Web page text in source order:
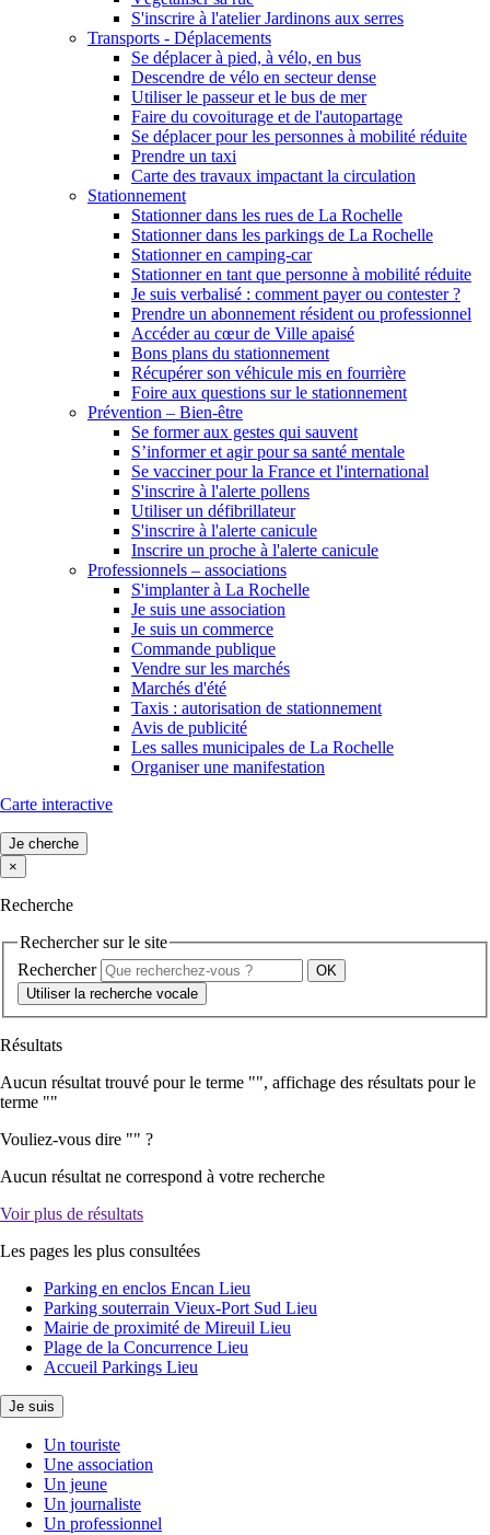
S'inscrire à l'atelier Jardinons aux serres
Transports - Déplacements
Se déplacer à pied, à vélo, en bus
Descendre de vélo en secteur dense
Utiliser le passeur et le bus de mer
Faire du covoiturage et de l'autopartage
Se déplacer pour les personnes à mobilité réduite
Prendre un taxi
Carte des travaux impactant la circulation
Stationnement
Stationner dans les rues de La Rochelle
Stationner dans les parkings de La Rochelle
Stationner en camping-car
Stationner en tant que personne à mobilité réduite
Je suis verbalisé : comment payer ou contester ?
Prendre un abonnement résident ou professionnel
Accéder au cœur de Ville apaisé
Bons plans du stationnement
Récupérer son véhicule mis en fourrière
Foire aux questions sur le stationnement
Prévention – Bien-être
Se former aux gestes qui sauvent
S’informer et agir pour sa santé mentale
Se vacciner pour la France et l'international
S'inscrire à l'alerte pollens
Utiliser un défibrillateur
S'inscrire à l'alerte canicule
Inscrire un proche à l'alerte canicule
Professionnels – associations
S'implanter à La Rochelle
Je suis une association
Je suis un commerce
Commande publique
Vendre sur les marchés
Marchés d'été
Taxis : autorisation de stationnement
Avis de publicité
Les salles municipales de La Rochelle
Organiser une manifestation
Carte interactive
Je cherche
×
Recherche
Rechercher sur le site
Rechercher
Utiliser la recherche vocale
Résultats
Aucun résultat trouvé pour le terme "", affichage des résultats pour le
terme ""
Vouliez-vous dire "" ?
Aucun résultat ne correspond à votre recherche
Voir plus de résultats
Les pages les plus consultées
Parking en enclos Encan Lieu
Parking souterrain Vieux-Port Sud Lieu
Mairie de proximité de Mireuil Lieu
Plage de la Concurrence Lieu
Accueil Parkings Lieu
Je suis
Un touriste
Une association
Un jeune
Un journaliste
Un professionnel